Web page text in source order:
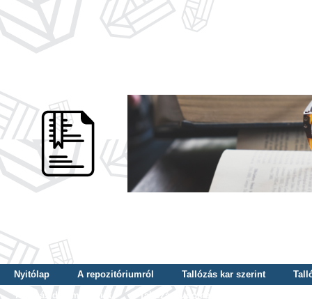
Nyitólap A repozitóriumról Tallózás kar szerint
Tallózás dátum szerint
Tallózás tudományterület szerint